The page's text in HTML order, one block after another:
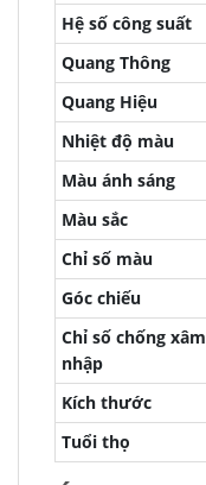
Hệ số công suất
Quang Thông
Quang Hiệu
Nhiệt độ màu
Màu ánh sáng
Màu sắc
Chỉ số màu
Góc chiếu
Chỉ số chống xâm
nhập
Kích thước
Tuổi thọ